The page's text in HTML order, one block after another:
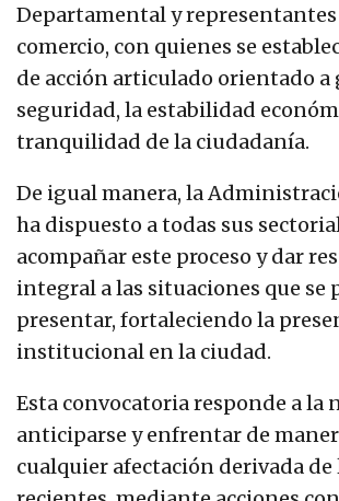
Departamental y
comercio, con quienes se
de acción articulado orientado
seguridad, la estabilidad
tranquilidad de la ciudadanía.
De igual manera, la
ha dispuesto a todas sus
acompañar este proceso y dar
integral a las situaciones que se
presentar, fortaleciendo la
institucional en la ciudad.
Esta convocatoria responde a la
anticiparse y enfrentar de
cualquier afectación derivada de